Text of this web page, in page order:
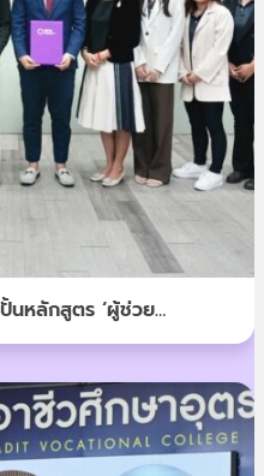
นหลักสูตร ‘ผู้ช่วย
สุขภาพ สู่รายได้ที่มั่นคง